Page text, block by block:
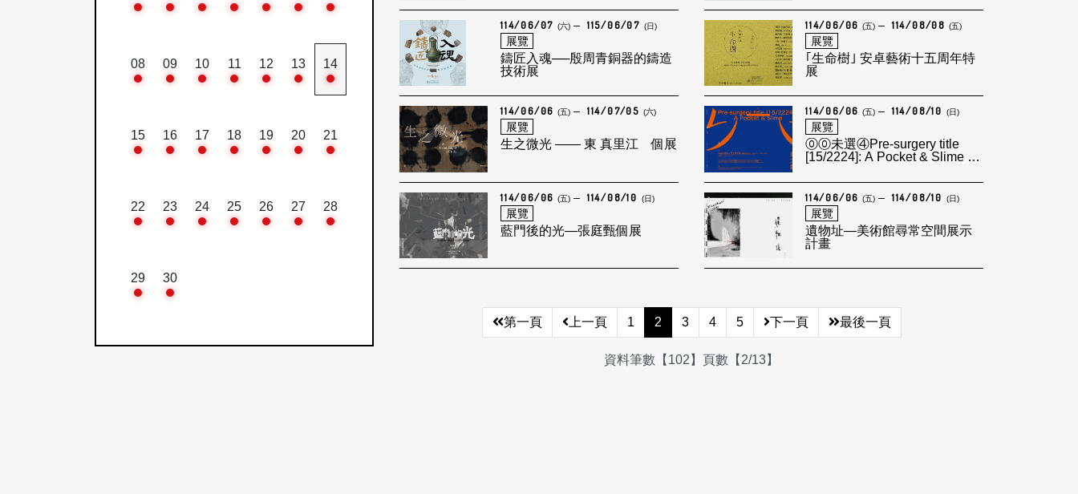
08 09 10 11 12 13 14
15 16 17 18 19 20 21
22 23 24 25 26 27 28
29 30
the Existence of a Celebration
114/06/07 (六) 115/06/07 (日)
展覽
鑄匠入魂──殷周青銅器的鑄造
技術展
114/06/06 (五) 114/08/08 (五)
展覽
｢生命樹｣ 安卓藝術十五周年特
展
114/06/06 (五) 114/07/05 (六)
展覽
生之微光 —— 東 真里江 個展
114/06/06 (五) 114/08/10 (日)
展覽
⓪⓪未選④Pre-surgery title
[15/2224]: A Pocket & Slime ⑤
114/06/06 (五) 114/08/10 (日)
展覽
藍門後的光—張庭甄個展
114/06/06 (五) 114/08/10 (日)
展覽
遺物址—美術館尋常空間展示
計畫
第一頁 上一頁 1 2 3 4 5 下一頁 最後一頁
資料筆數【102】頁數【2/13】